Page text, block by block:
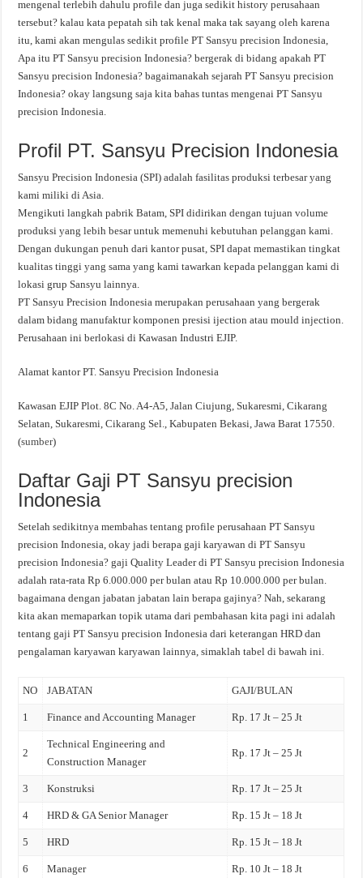
mengenal terlebih dahulu profile dan juga sedikit history perusahaan
tersebut? kalau kata pepatah sih tak kenal maka tak sayang oleh karena
itu, kami akan mengulas sedikit profile PT Sansyu precision Indonesia,
Apa itu PT Sansyu precision Indonesia? bergerak di bidang apakah PT
Sansyu precision Indonesia? bagaimanakah sejarah PT Sansyu precision
Indonesia? okay langsung saja kita bahas tuntas mengenai PT Sansyu
precision Indonesia.
Profil PT. Sansyu Precision Indonesia
Sansyu Precision Indonesia (SPI) adalah fasilitas produksi terbesar yang
kami miliki di Asia.
Mengikuti langkah pabrik Batam, SPI didirikan dengan tujuan volume
produksi yang lebih besar untuk memenuhi kebutuhan pelanggan kami.
Dengan dukungan penuh dari kantor pusat, SPI dapat memastikan tingkat
kualitas tinggi yang sama yang kami tawarkan kepada pelanggan kami di
lokasi grup Sansyu lainnya.
PT Sansyu Precision Indonesia merupakan perusahaan yang bergerak
dalam bidang manufaktur komponen presisi ijection atau mould injection.
Perusahaan ini berlokasi di Kawasan Industri EJIP.
Alamat kantor PT. Sansyu Precision Indonesia
Kawasan EJIP Plot. 8C No. A4-A5, Jalan Ciujung, Sukaresmi, Cikarang
Selatan, Sukaresmi, Cikarang Sel., Kabupaten Bekasi, Jawa Barat 17550.
(sumber)
Daftar Gaji PT Sansyu precision
Indonesia
Setelah sedikitnya membahas tentang profile perusahaan PT Sansyu
precision Indonesia, okay jadi berapa gaji karyawan di PT Sansyu
precision Indonesia? gaji Quality Leader di PT Sansyu precision Indonesia
adalah rata-rata Rp 6.000.000 per bulan atau Rp 10.000.000 per bulan.
bagaimana dengan jabatan jabatan lain berapa gajinya? Nah, sekarang
kita akan memaparkan topik utama dari pembahasan kita pagi ini adalah
tentang gaji PT Sansyu precision Indonesia dari keterangan HRD dan
pengalaman karyawan karyawan lainnya, simaklah tabel di bawah ini.
NO JABATAN GAJI/BULAN
1 Finance and Accounting Manager Rp. 17 Jt – 25 Jt
2
Technical Engineering and
Construction Manager
Rp. 17 Jt – 25 Jt
3 Konstruksi Rp. 17 Jt – 25 Jt
4 HRD & GA Senior Manager Rp. 15 Jt – 18 Jt
5 HRD Rp. 15 Jt – 18 Jt
6 Manager Rp. 10 Jt – 18 Jt